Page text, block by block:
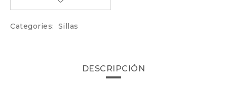
Categories: Sillas
DESCRIPCIÓN